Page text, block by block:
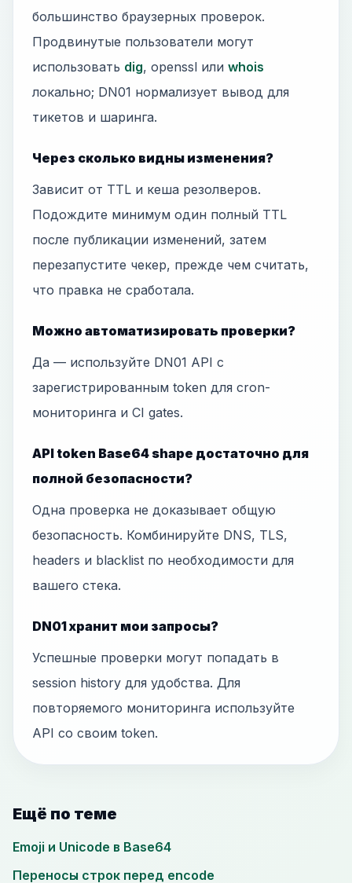
большинство браузерных проверок.
Продвинутые пользователи могут
использовать dig, openssl или whois
локально; DN01 нормализует вывод для
тикетов и шаринга.
Через сколько видны изменения?
Зависит от TTL и кеша резолверов.
Подождите минимум один полный TTL
после публикации изменений, затем
перезапустите чекер, прежде чем считать,
что правка не сработала.
Можно автоматизировать проверки?
Да — используйте DN01 API с
зарегистрированным token для cron-
мониторинга и CI gates.
API token Base64 shape достаточно для
полной безопасности?
Одна проверка не доказывает общую
безопасность. Комбинируйте DNS, TLS,
headers и blacklist по необходимости для
вашего стека.
DN01 хранит мои запросы?
Успешные проверки могут попадать в
session history для удобства. Для
повторяемого мониторинга используйте
API со своим token.
Ещё по теме
Emoji и Unicode в Base64
Переносы строк перед encode